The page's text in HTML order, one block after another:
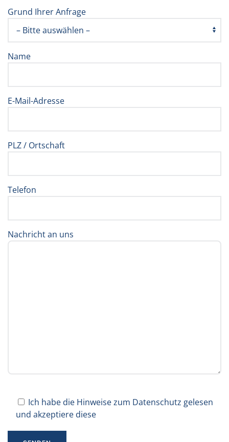
Grund Ihrer Anfrage
Name
E-Mail-Adresse
PLZ / Ortschaft
Telefon
Nachricht an uns
Ich habe die Hinweise zum Datenschutz gelesen
und akzeptiere diese